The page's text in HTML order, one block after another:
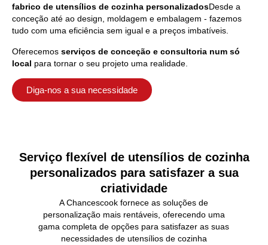
fabrico de utensílios de cozinha personalizadosDesde a
conceção até ao design, moldagem e embalagem - fazemos
tudo com uma eficiência sem igual e a preços imbatíveis.
Oferecemos serviços de conceção e consultoria num só
local para tornar o seu projeto uma realidade.
Diga-nos a sua necessidade
Serviço flexível de utensílios de cozinha
personalizados para satisfazer a sua
criatividade
A Chancescook fornece as soluções de
personalização mais rentáveis, oferecendo uma
gama completa de opções para satisfazer as suas
necessidades de utensílios de cozinha